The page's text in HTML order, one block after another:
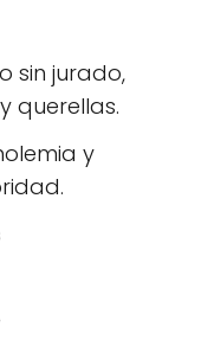
sin jurado,
querellas.
y